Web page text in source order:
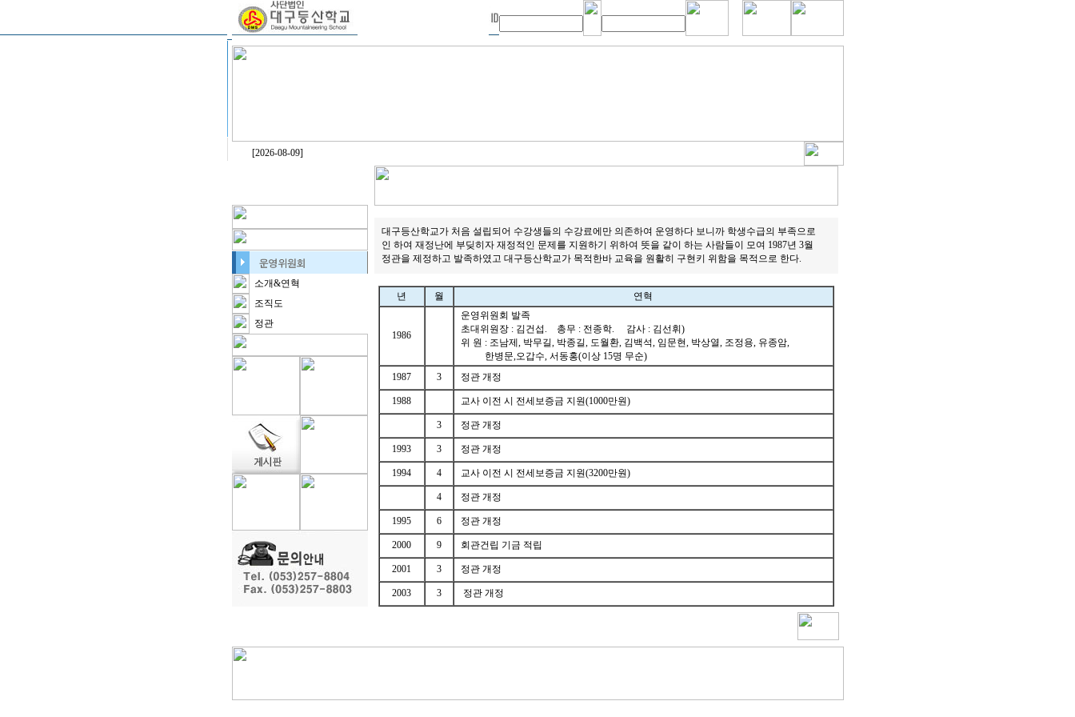
[2026-08-09]
소개&연혁
조직도
정관
대구등산학교가 처음 설립되어 수강생들의 수강료에만 의존하여 운영하다 보니까 학생수급의 부족으로
인 하여 재정난에 부딪히자 재정적인 문제를 지원하기 위하여 뜻을 같이 하는 사람들이 모여 1987년 3월
정관을 제정하고 발족하였고 대구등산학교가 목적한바 교육을 원활히 구현키 위함을 목적으로 한다.
년 월 연혁
1986
운영위원회 발족
초대위원장 : 김건섭. 총무 : 전종학. 감사 : 김선휘)
위 원 : 조남제, 박무길, 박종길, 도월환, 김백석, 임문현, 박상열, 조정용, 유종암,
한병문,오갑수, 서동홍(이상 15명 무순)
1987
3 정관 개정
1988 교사 이전 시 전세보증금 지원(1000만원)
3 정관 개정
1993 3 정관 개정
1994 4 교사 이전 시 전세보증금 지원(3200만원)
4 정관 개정
1995 6 정관 개정
2000 9 회관건립 기금 적립
2001 3 정관 개정
2003 3 정관 개정